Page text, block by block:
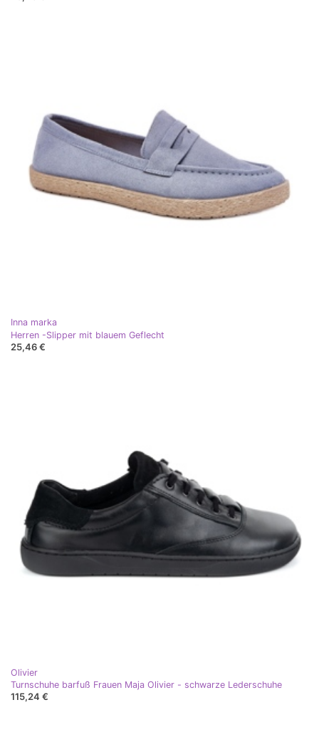
Inna marka
Herren -Slipper mit blauem Geflecht
25,46 €
Olivier
Turnschuhe barfuß Frauen Maja Olivier - schwarze Lederschuhe
115,24 €